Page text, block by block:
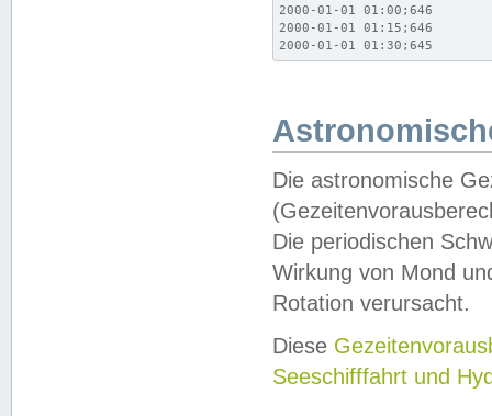
2000-01-01 01:00;646
2000-01-01 01:15;646
2000-01-01 01:30;645
Die astronomische
Die periodischen
Wirkung von Mond
Rotation verursacht.
Diese
Seeschifffahrt und